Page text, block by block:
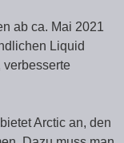
ab ca. Mai 2021
Liquid
verbesserte
Arctic an, den